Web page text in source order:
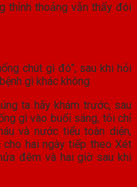
thỉnh thoảng vẫn thấy đói
chút gì đó”, sau khi hỏi
gì khác không
ta hãy khám trước, sau
gì vào buổi sáng, tôi chỉ
và nước tiểu toàn diện,
hai ngày tiếp theo Xét
đêm và hai giờ sau khi